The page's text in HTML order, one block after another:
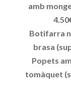
amb
Botifarra
brasa
Popets
tomàquet